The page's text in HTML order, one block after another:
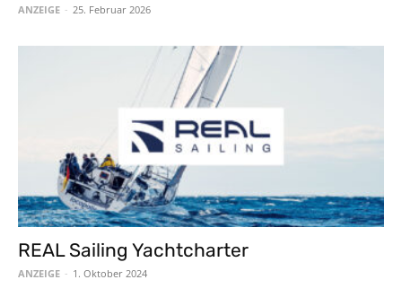
ANZEIGE - 25. Februar 2026
REAL Sailing Yachtcharter
ANZEIGE - 1. Oktober 2024